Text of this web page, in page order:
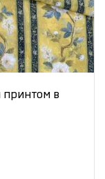
принтом в